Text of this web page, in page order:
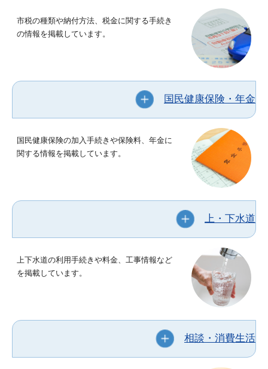
市税の種類や納付方法、税金に関する手続き
の情報を掲載しています。
国民健康保険・年金
国民健康保険の加入手続きや保険料、年金に
関する情報を掲載しています。
上・下水道
上下水道の利用手続きや料金、工事情報など
を掲載しています。
相談・消費生活